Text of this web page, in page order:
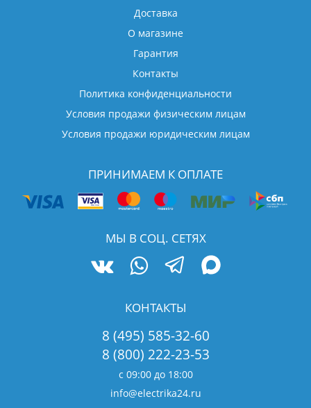
Доставка
О магазине
Гарантия
Контакты
Политика конфиденциальности
Условия продажи физическим лицам
Условия продажи юридическим лицам
ПРИНИМАЕМ К ОПЛАТЕ
МЫ В СОЦ. СЕТЯХ
КОНТАКТЫ
8 (495) 585-32-60
8 (800) 222-23-53
с 09:00 до 18:00
info@electrika24.ru